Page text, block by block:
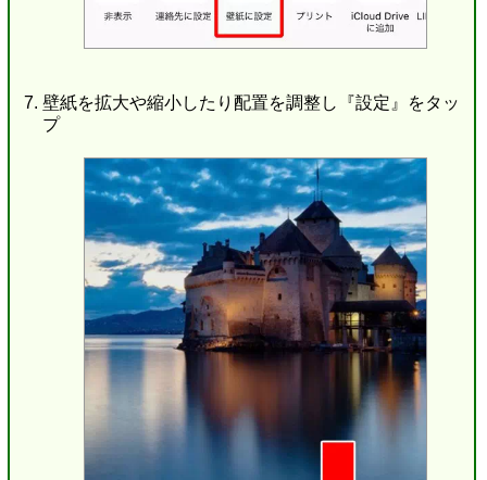
壁紙を拡大や縮小したり配置を調整し『設定』をタッ
プ